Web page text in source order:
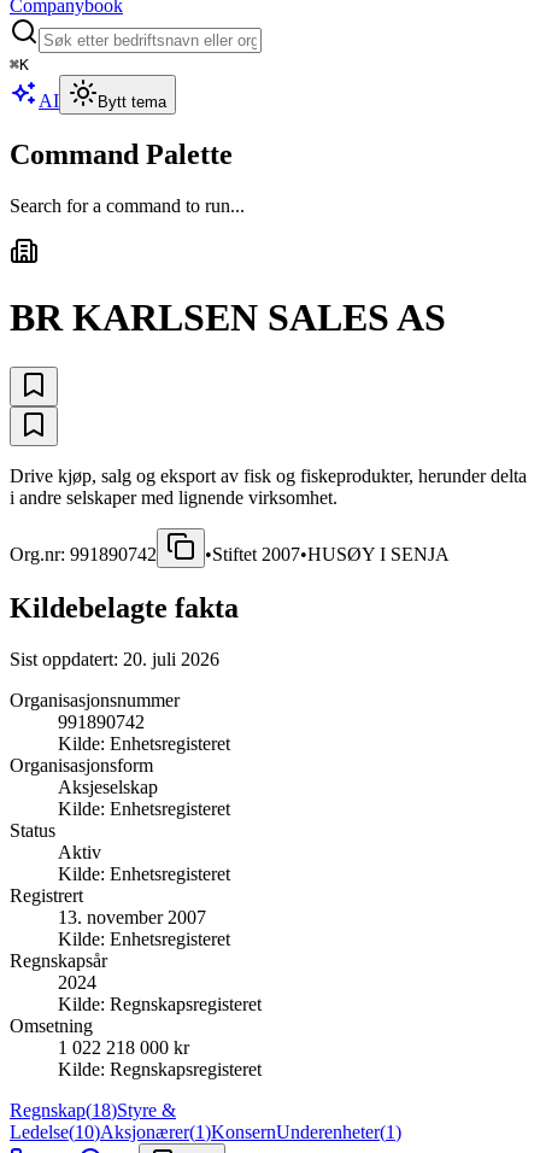
Companybook
⌘K
AI Bytt tema
Command Palette
Search for a command to run...
BR KARLSEN SALES AS
Drive kjøp, salg og eksport av fisk og fiskeprodukter, herunder delta
i andre selskaper med lignende virksomhet.
Org.nr: 991890742 •Stiftet 2007•HUSØY I SENJA
Kildebelagte fakta
Sist oppdatert: 20. juli 2026
Organisasjonsnummer
991890742
Kilde: Enhetsregisteret
Organisasjonsform
Aksjeselskap
Kilde: Enhetsregisteret
Status
Aktiv
Kilde: Enhetsregisteret
Registrert
13. november 2007
Kilde: Enhetsregisteret
Regnskapsår
2024
Kilde: Regnskapsregisteret
Omsetning
1 022 218 000 kr
Kilde: Regnskapsregisteret
Regnskap(18)Styre &
Ledelse(10)Aksjonærer(1)KonsernUnderenheter(1)